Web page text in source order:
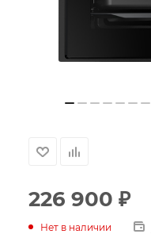
226 900 ₽
Нет в наличии